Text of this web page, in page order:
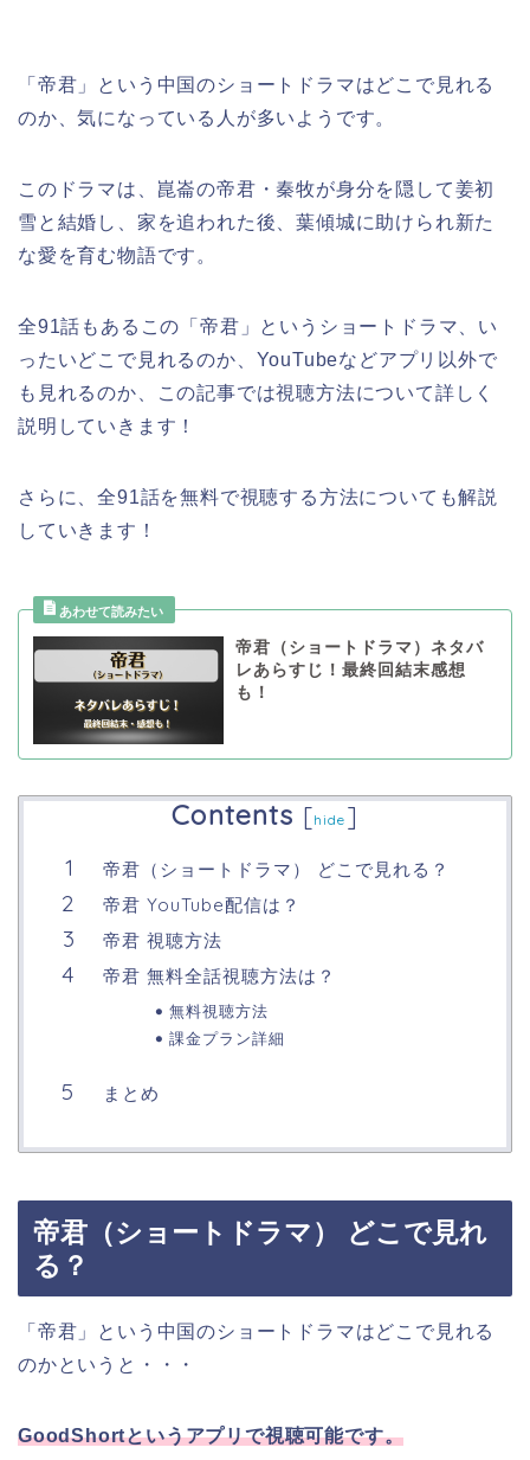
「帝君」という中国のショートドラマはどこで見れる
のか、気になっている人が多いようです。
このドラマは、崑崙の帝君・秦牧が身分を隠して姜初
雪と結婚し、家を追われた後、葉傾城に助けられ新た
な愛を育む物語です。
全91話もあるこの「帝君」というショートドラマ、い
ったいどこで見れるのか、YouTubeなどアプリ以外で
も見れるのか、この記事では視聴方法について詳しく
説明していきます！
さらに、全91話を無料で視聴する方法についても解説
していきます！
帝君（ショートドラマ）ネタバ
レあらすじ！最終回結末感想
も！
Contents [hide ]
帝君（ショートドラマ） どこで見れる？
帝君 YouTube配信は？
帝君 視聴方法
帝君 無料全話視聴方法は？
無料視聴方法
課金プラン詳細
まとめ
帝君（ショートドラマ） どこで見れ
る？
「帝君」という中国のショートドラマはどこで見れる
のかというと・・・
GoodShortというアプリで視聴可能です。